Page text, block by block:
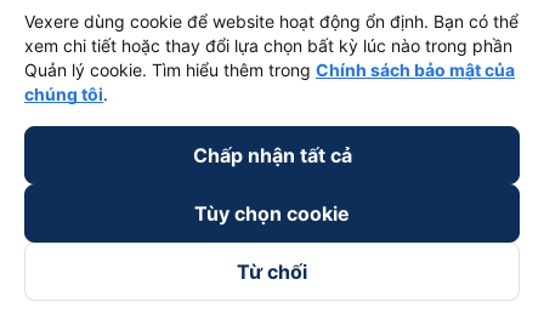
Nhà xe
chạy
Điểm đi
16:00 - 16:00
19:00 - 20:30
Vexere dùng cookie để website hoạt động ổn định. Bạn có thể
xem chi tiết hoặc thay đổi lựa chọn bất kỳ lúc nào trong phần
Quản lý cookie. Tìm hiểu thêm trong Chính sách bảo mật của
chúng tôi.
Chấp nhận tất cả
Tùy chọn cookie
Từ chối